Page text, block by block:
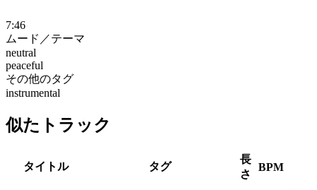
7:46
ムード／テーマ
neutral
peaceful
その他のタグ
instrumental
似たトラック
タイトル タグ
長
さ
BPM